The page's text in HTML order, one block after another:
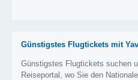
Günstigstes Flugtickets mit
Günstigstes Flugtickets suchen
Reiseportal, wo Sie den